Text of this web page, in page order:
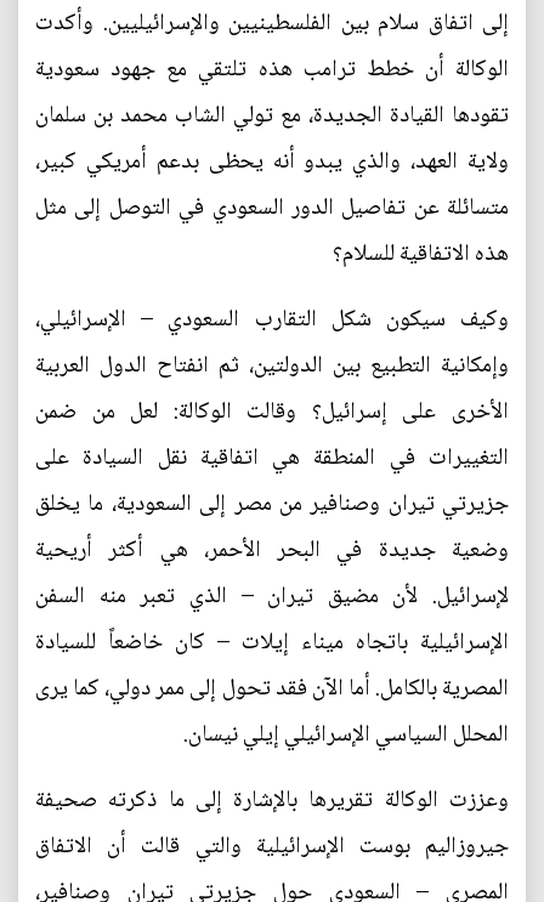
إلى اتفاق سلام بين الفلسطينيين والإسرائيليين. وأكدت
الوكالة أن خطط ترامب هذه تلتقي مع جهود سعودية
تقودها القيادة الجديدة، مع تولي الشاب محمد بن سلمان
ولاية العهد، والذي يبدو أنه يحظى بدعم أمريكي كبير،
متسائلة عن تفاصيل الدور السعودي في التوصل إلى مثل
هذه الاتفاقية للسلام؟
وكيف سيكون شكل التقارب السعودي – الإسرائيلي،
وإمكانية التطبيع بين الدولتين، ثم انفتاح الدول العربية
الأخرى على إسرائيل؟ وقالت الوكالة: لعل من ضمن
التغييرات في المنطقة هي اتفاقية نقل السيادة على
جزيرتي تيران وصنافير من مصر إلى السعودية، ما يخلق
وضعية جديدة في البحر الأحمر، هي أكثر أريحية
لإسرائيل. لأن مضيق تيران – الذي تعبر منه السفن
الإسرائيلية باتجاه ميناء إيلات – كان خاضعاً للسيادة
المصرية بالكامل. أما الآن فقد تحول إلى ممر دولي، كما يرى
المحلل السياسي الإسرائيلي إيلي نيسان.
وعززت الوكالة تقريرها بالإشارة إلى ما ذكرته صحيفة
جيروزاليم بوست الإسرائيلية والتي قالت أن الاتفاق
المصري – السعودي حول جزيرتي تيران وصنافير،